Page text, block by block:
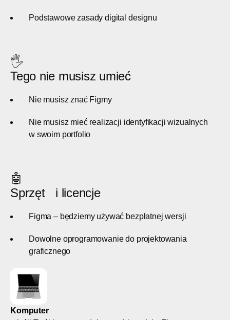
Podstawowe zasady digital designu
🖐
Tego nie musisz umieć
Nie musisz znać Figmy
Nie musisz mieć realizacji identyfikacji wizualnych
w swoim portfolio
🤖
Sprzęt i licencje
Figma – będziemy używać bezpłatnej wersji
Dowolne oprogramowanie do projektowania
graficznego
Komputer